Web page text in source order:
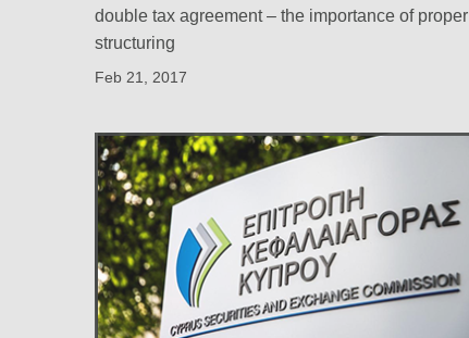
double tax agreement – the importance of proper
structuring
Feb 21, 2017